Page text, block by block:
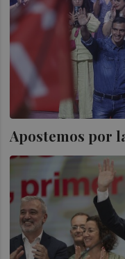
Apostemos por